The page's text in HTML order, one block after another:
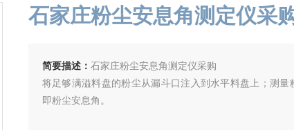
石家庄粉尘安息角测定仪采
简要描述： 石家庄粉尘安息角测定仪采购
将足够满溢料盘的粉尘从漏斗口注入到水平料盘上；测量
即粉尘安息角。